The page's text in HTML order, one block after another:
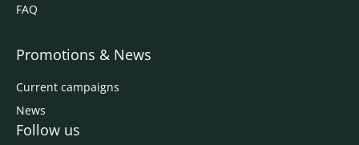
FAQ
Promotions & News
Current campaigns
News
Follow us